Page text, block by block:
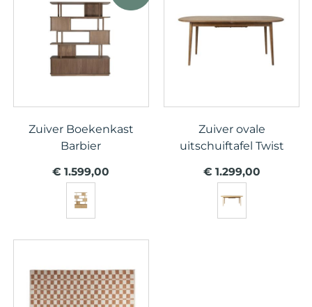
Zuiver Boekenkast
Barbier
€ 1.599,00
Zuiver ovale
uitschuiftafel Twist
€ 1.299,00